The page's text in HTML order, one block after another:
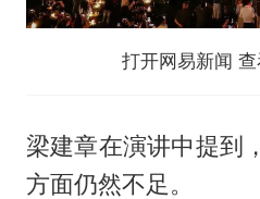
打开网易新闻
梁建章在演讲中提到
方面仍然不足。